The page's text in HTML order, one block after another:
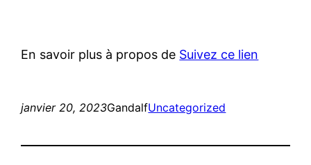
En savoir plus à propos de Suivez ce lien
janvier 20, 2023GandalfUncategorized